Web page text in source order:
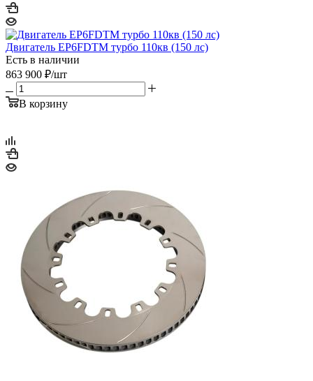
Двигатель EP6FDTM турбо 110кв (150 лс)
Есть в наличии
863 900 ₽/шт
В корзину